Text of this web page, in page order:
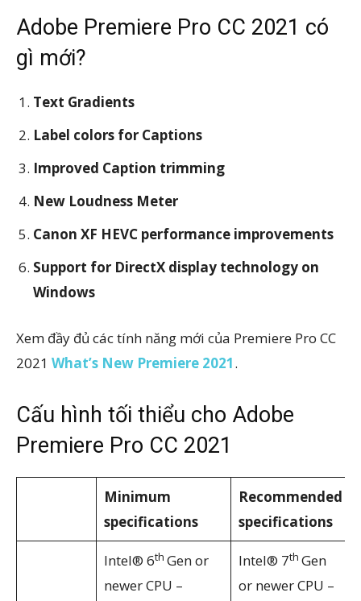
Adobe Premiere Pro CC 2021 có
gì mới?
Text Gradients
Label colors for Captions
Improved Caption trimming
New Loudness Meter
Canon XF HEVC performance improvements
Support for DirectX display technology on
Windows
Xem đầy đủ các tính năng mới của Premiere Pro CC
2021 What’s New Premiere 2021.
Cấu hình tối thiểu cho Adobe
Premiere Pro CC 2021
Minimum
specifications
Recommended
specifications
Intel® 6th Gen or
newer CPU –
Intel® 7th Gen
or newer CPU –